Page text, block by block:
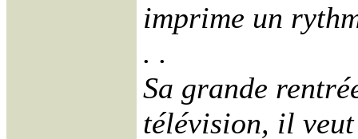
imprime un
. .
Sa grande
télévision, il